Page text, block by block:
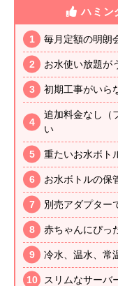
ハミン
毎月定額の明朗
お水使い放題が
初期工事がいら
追加料金なし（
い
重たいお水ボト
お水ボトルの保
別売アダプター
赤ちゃんにぴっ
冷水、温水、常
スリムなサーバ